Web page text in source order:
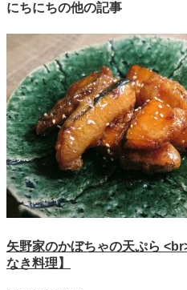
にちにちの他の記事
矢野家のかぼちゃの天ぷら
なき料理】